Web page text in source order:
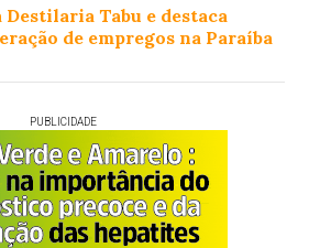
Tabu e destaca
de empregos na Paraíba
PUBLICIDADE